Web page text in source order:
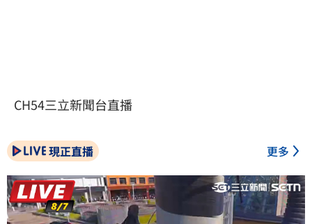
CH54三立新聞台直播
現正直播 更多